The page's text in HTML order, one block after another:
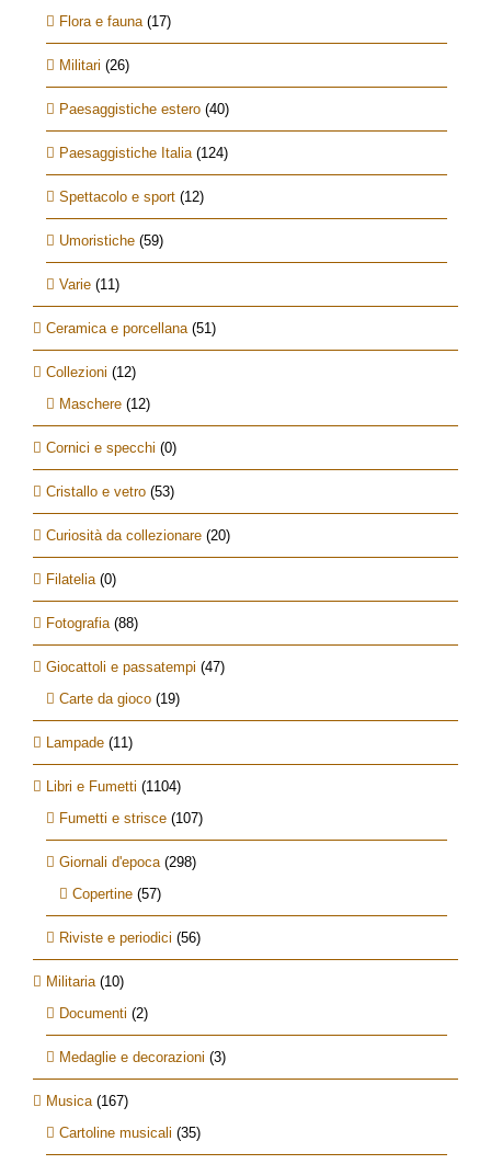
Flora e fauna (17)
Militari (26)
Paesaggistiche estero (40)
Paesaggistiche Italia (124)
Spettacolo e sport (12)
Umoristiche (59)
Varie (11)
Ceramica e porcellana (51)
Collezioni (12)
Maschere (12)
Cornici e specchi (0)
Cristallo e vetro (53)
Curiosità da collezionare (20)
Filatelia (0)
Fotografia (88)
Giocattoli e passatempi (47)
Carte da gioco (19)
Lampade (11)
Libri e Fumetti (1104)
Fumetti e strisce (107)
Giornali d'epoca (298)
Copertine (57)
Riviste e periodici (56)
Militaria (10)
Documenti (2)
Medaglie e decorazioni (3)
Musica (167)
Cartoline musicali (35)